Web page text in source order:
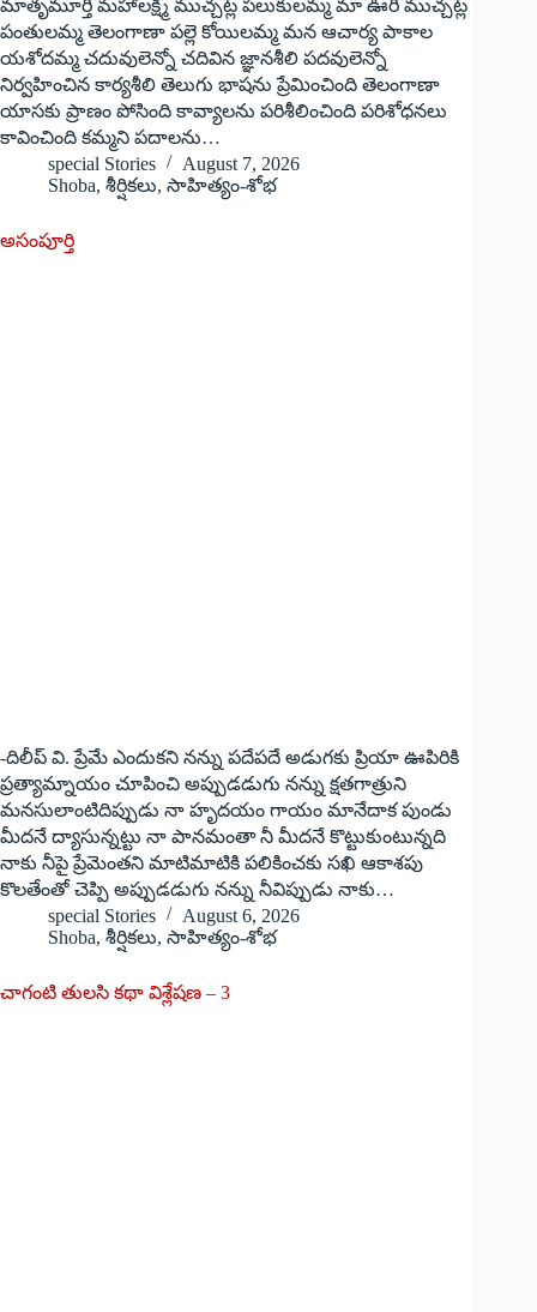
మాతృమూర్తి మహాలక్ష్మి ముచ్చట్ల పలుకులమ్మ మా ఊరి ముచ్చట్ల
పంతులమ్మ తెలంగాణా పల్లె కోయిలమ్మ మన ఆచార్య పాకాల
యశోదమ్మ చదువులెన్నో చదివిన జ్ఞానశీలి పదవులెన్నో
నిర్వహించిన కార్యశీలి తెలుగు భాషను ప్రేమించింది తెలంగాణా
యాసకు ప్రాణం పోసింది కావ్యాలను పరిశీలించింది పరిశోధనలు
కావించింది కమ్మని పదాలను…
special Stories
August 7, 2026
Shoba, శీర్షికలు, సాహిత్యం-శోభ
అసంపూర్తి
-దిలీప్ వి. ప్రేమే ఎందుకని నన్ను పదేపదే అడుగకు ప్రియా ఊపిరికి
ప్రత్యామ్నాయం చూపించి అప్పుడడుగు నన్ను క్షతగాత్రుని
మనసులాంటిదిప్పుడు నా హృదయం గాయం మానేదాక పుండు
మీదనే ద్యాసున్నట్టు నా పానమంతా నీ మీదనే కొట్టుకుంటున్నది
నాకు నీపై ప్రేమెంతని మాటిమాటికి పలికించకు సఖి ఆకాశపు
కొలతేంతో చెప్పి అప్పుడడుగు నన్ను నీవిప్పుడు నాకు…
special Stories
August 6, 2026
Shoba, శీర్షికలు, సాహిత్యం-శోభ
చాగంటి తులసి కథా విశ్లేషణ – 3